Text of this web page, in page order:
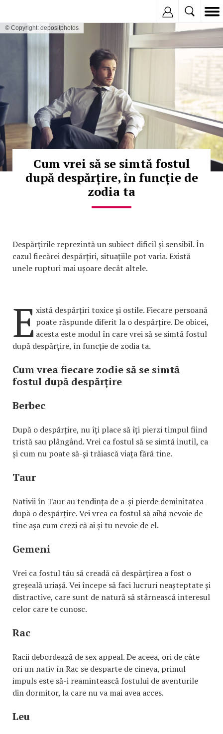
© Copyright: depositphotos
Cum vrei să se simtă fostul
după despărțire, în funcție de
zodia ta
Despărțirile reprezintă un subiect dificil și sensibil. În
cazul fiecărei despărțiri, situațiile pot varia. Există
unele rupturi mai ușoare decât altele.
E xistă despărțiri toxice și ostile. Fiecare persoană
poate răspunde diferit la o despărțire. De obicei,
acesta este modul în care vrei să se simtă fostul
după despărțire, în funcție de zodia ta.
Cum vrea fiecare zodie să se simtă
fostul după despărțire
Berbec
După o despărțire, nu îți place să îți pierzi timpul fiind
tristă sau plângând. Vrei ca fostul să se simtă inutil, ca
și cum nu poate să-și trăiască viața fără tine.
Taur
Nativii în Taur au tendința de a-și pierde deminitatea
după o despărțire. Vei vrea ca fostul să aibă nevoie de
tine așa cum crezi că ai și tu nevoie de el.
Gemeni
Vrei ca fostul tău să creadă că despărțirea a fost o
greșeală uriașă. Vei începe să faci lucruri neașteptate și
distractive, care sunt de natură să stârnească interesul
celor care te cunosc.
Rac
Racii debordează de sex appeal. De aceea, ori de câte
ori un nativ în Rac se desparte de cineva, primul
impuls este să-i reamintească fostului de aventurile
din dormitor, la care nu va mai avea acces.
Leu